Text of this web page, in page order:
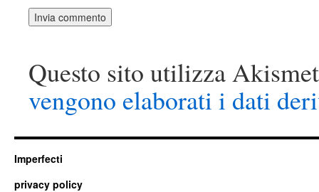
Questo sito utilizza
vengono elaborati i dati
Imperfecti
privacy policy